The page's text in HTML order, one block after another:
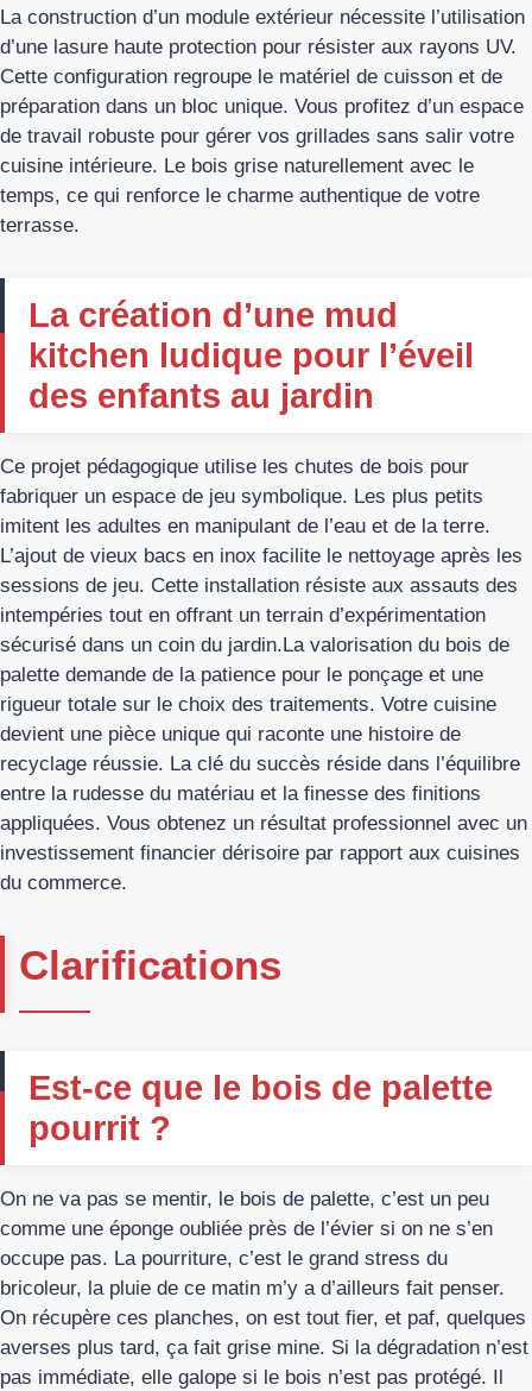
La construction d’un module extérieur nécessite l’utilisation
d’une lasure haute protection pour résister aux rayons UV.
Cette configuration regroupe le matériel de cuisson et de
préparation dans un bloc unique. Vous profitez d’un espace
de travail robuste pour gérer vos grillades sans salir votre
cuisine intérieure. Le bois grise naturellement avec le
temps, ce qui renforce le charme authentique de votre
terrasse.
La création d’une mud
kitchen ludique pour l’éveil
des enfants au jardin
Ce projet pédagogique utilise les chutes de bois pour
fabriquer un espace de jeu symbolique. Les plus petits
imitent les adultes en manipulant de l’eau et de la terre.
L’ajout de vieux bacs en inox facilite le nettoyage après les
sessions de jeu. Cette installation résiste aux assauts des
intempéries tout en offrant un terrain d’expérimentation
sécurisé dans un coin du jardin.La valorisation du bois de
palette demande de la patience pour le ponçage et une
rigueur totale sur le choix des traitements. Votre cuisine
devient une pièce unique qui raconte une histoire de
recyclage réussie. La clé du succès réside dans l’équilibre
entre la rudesse du matériau et la finesse des finitions
appliquées. Vous obtenez un résultat professionnel avec un
investissement financier dérisoire par rapport aux cuisines
du commerce.
Clarifications
Est-ce que le bois de palette
pourrit ?
On ne va pas se mentir, le bois de palette, c’est un peu
comme une éponge oubliée près de l’évier si on ne s’en
occupe pas. La pourriture, c’est le grand stress du
bricoleur, la pluie de ce matin m’y a d’ailleurs fait penser.
On récupère ces planches, on est tout fier, et paf, quelques
averses plus tard, ça fait grise mine. Si la dégradation n’est
pas immédiate, elle galope si le bois n’est pas protégé. Il